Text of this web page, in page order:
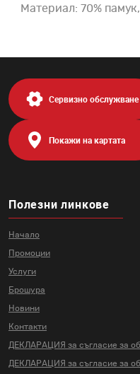
Материал: 70%
Полезни линкове
Начало
Промоции
Услуги
Брошура
Новини
Контакти
ДЕКЛАРАЦИЯ за съгласие за
ДЕКЛАРАЦИЯ за съгласие за
Сервизно обслужване
Покажи на картата